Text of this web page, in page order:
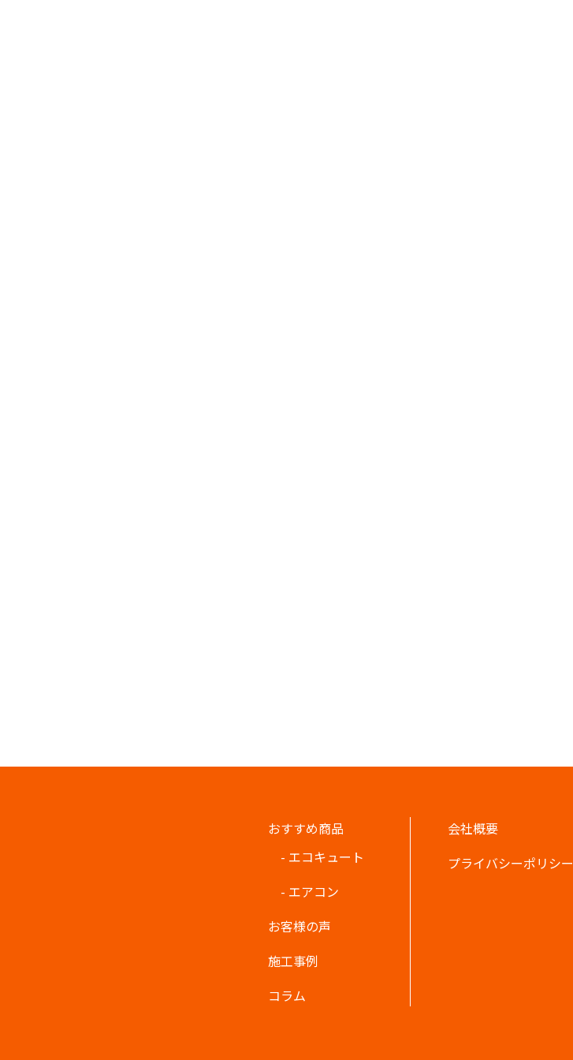
おすすめ商品
- エコキュート
- エアコン
お客様の声
施工事例
コラム
会社概要
プライバシーポリシー